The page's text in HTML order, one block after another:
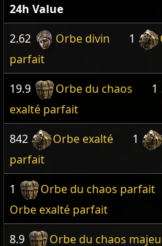
24h Value
2.62
Orbe divin 1
parfait
19.9 Orbe du chaos 1
exalté parfait
842 Orbe exalté 1
parfait
1 Orbe du chaos parfait
Orbe exalté parfait
8.9 Orbe du chaos